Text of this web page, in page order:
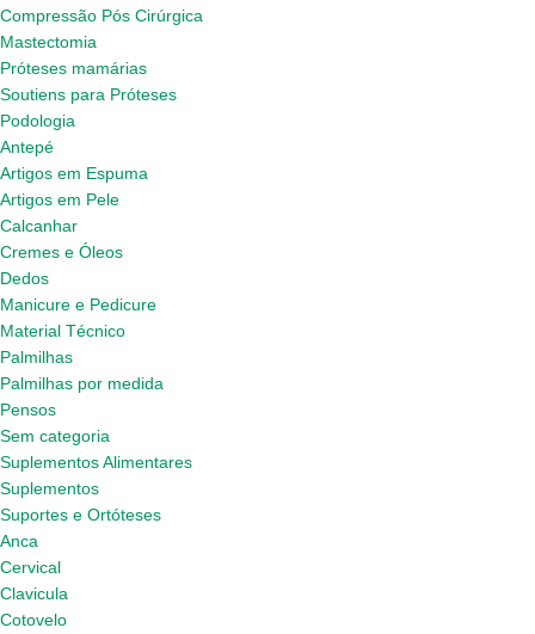
Compressão Pós Cirúrgica
Mastectomia
Próteses mamárias
Soutiens para Próteses
Podologia
Antepé
Artigos em Espuma
Artigos em Pele
Calcanhar
Cremes e Óleos
Dedos
Manicure e Pedicure
Material Técnico
Palmilhas
Palmilhas por medida
Pensos
Sem categoria
Suplementos Alimentares
Suplementos
Suportes e Ortóteses
Anca
Cervical
Clavicula
Cotovelo